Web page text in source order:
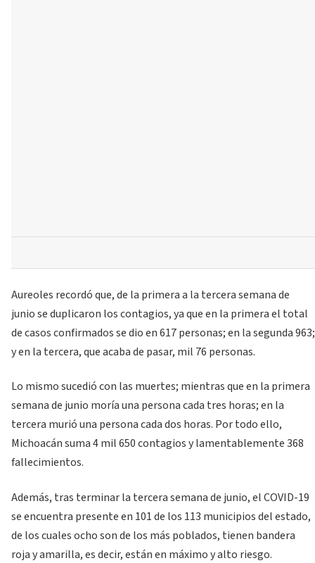
Aureoles recordó que, de la primera a la tercera semana de
junio se duplicaron los contagios, ya que en la primera el total
de casos confirmados se dio en 617 personas; en la segunda 963;
y en la tercera, que acaba de pasar, mil 76 personas.
Lo mismo sucedió con las muertes; mientras que en la primera
semana de junio moría una persona cada tres horas; en la
tercera murió una persona cada dos horas. Por todo ello,
Michoacán suma 4 mil 650 contagios y lamentablemente 368
fallecimientos.
Además, tras terminar la tercera semana de junio, el COVID-19
se encuentra presente en 101 de los 113 municipios del estado,
de los cuales ocho son de los más poblados, tienen bandera
roja y amarilla, es decir, están en máximo y alto riesgo.